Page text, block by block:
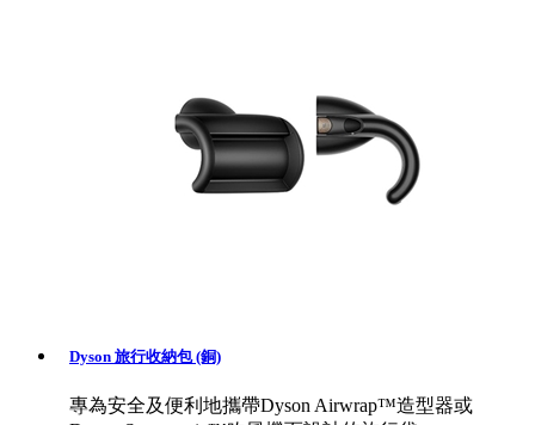
Dyson 旅行收納包 (銅)
專為安全及便利地攜帶Dyson Airwrap™造型器或